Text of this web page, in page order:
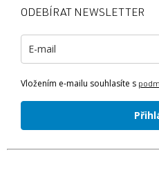
ODEBÍRAT NEWSLETTER
Vložením e-mailu souhlasíte s